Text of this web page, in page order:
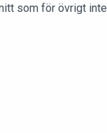
som för övrigt